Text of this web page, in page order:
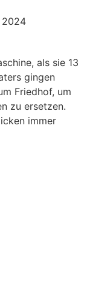
2024
als sie 13
gingen
Friedhof, um
zu ersetzen.
immer